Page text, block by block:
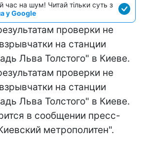
час на шум! Читай тільки суть з
у Google
проверки не
на станции
Льва Толстого" в Киеве.
проверки не
на станции
Льва Толстого" в Киеве.
в сообщении пресс-
метрополитен".